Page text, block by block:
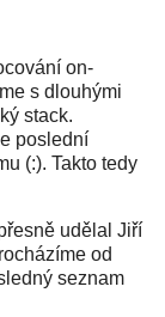
on-
s dlouhými
stack.
poslední
(:). Takto tedy
udělal Jiří
od
seznam